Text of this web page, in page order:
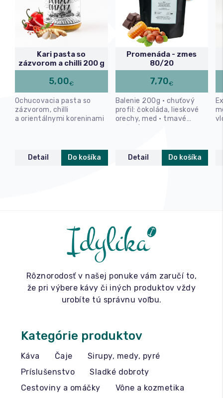
Kari pasta so
zázvorom a chilli 200 g
5,00€
Ochucovacia pasta so
zázvorom, chilli
a orientálnymi koreninami
Detail Do košíka
Promenáda - zmes
80/20
7,70€
Balenie 200g • chuťový
profil: čokoláda, lieskové
orechy, med • tmavé
praženie
Detail Do košíka
Rôznorodosť v našej ponuke vám zaručí to,
že pri výbere kávy či iných produktov vždy
urobíte tú správnu voľbu.
Kategórie produktov
Káva Čaje
Sirupy, medy, pyré
Príslušenstvo
Sladké dobroty
Cestoviny a omáčky
Vône a kozmetika